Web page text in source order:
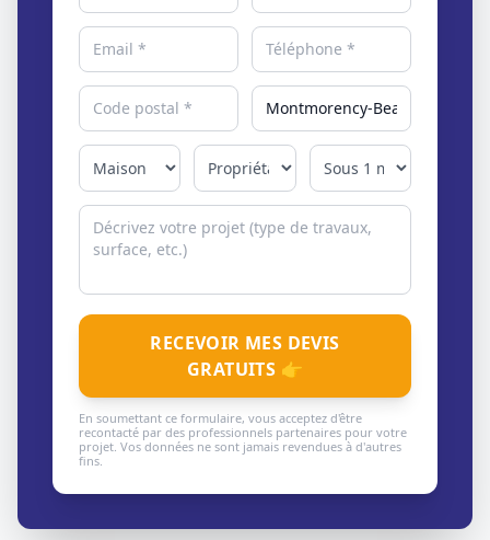
RECEVOIR MES DEVIS
GRATUITS 👉
En soumettant ce formulaire, vous acceptez d'être
recontacté par des professionnels partenaires pour votre
projet. Vos données ne sont jamais revendues à d'autres
fins.